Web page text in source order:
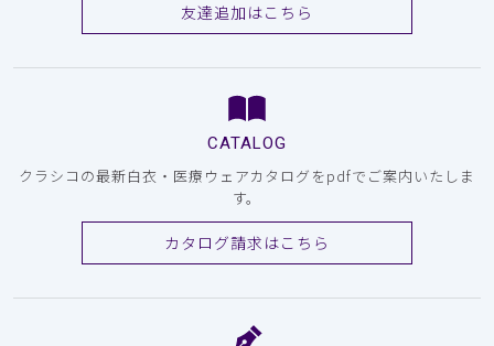
友達追加はこちら
CATALOG
クラシコの最新白衣・医療ウェアカタログをpdfでご案内いたしま
す。
カタログ請求はこちら